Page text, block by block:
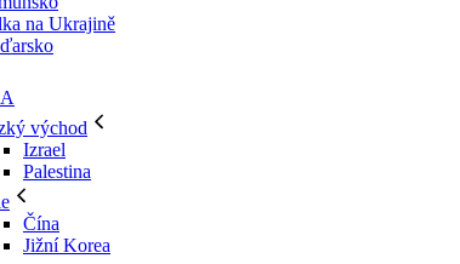
na Ukrajině
východ
Izrael
Palestina
Čína
Jižní Korea